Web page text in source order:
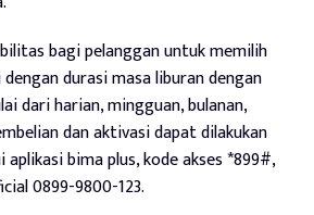
bagi pelanggan untuk memilih
durasi masa liburan dengan
dari harian, mingguan, bulanan,
dan aktivasi dapat dilakukan
aplikasi bima plus, kode akses *899#,
0899-9800-123.